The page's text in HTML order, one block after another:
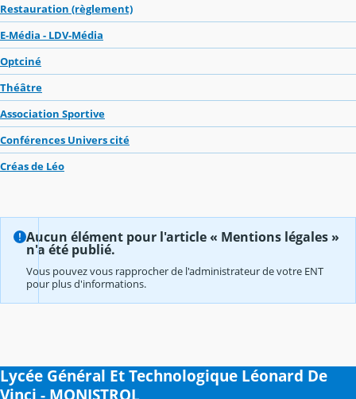
Restauration (règlement)
E-Média - LDV-Média
Optciné
Théâtre
Association Sportive
Conférences Univers cité
Créas de Léo
Aucun élément pour l'article « Mentions légales »
n'a été publié.
Vous pouvez vous rapprocher de l'administrateur de votre ENT
pour plus d'informations.
Lycée Général Et Technologique Léonard De
Vinci - MONISTROL